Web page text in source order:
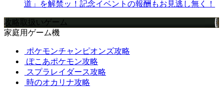
道」を解禁ッ！記念イベントの報酬もお見逃し無く！
攻略取扱いゲーム
家庭用ゲーム機
ポケモンチャンピオンズ攻略
ぽこあポケモン攻略
スプラレイダース攻略
時のオカリナ攻略